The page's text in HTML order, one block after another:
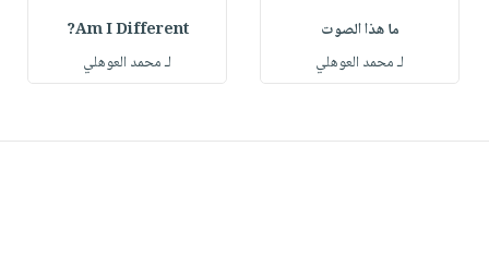
ما هذا الصوت
لـ محمد العوهلي
Am I Different?
لـ محمد العوهلي